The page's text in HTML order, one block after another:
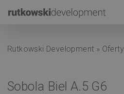
Rutkowski Development » Oferty
Sobola Biel A.5 G6